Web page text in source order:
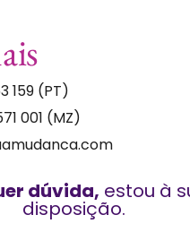
159 (PT)
001 (MZ)
dúvida, estou à
disposição.